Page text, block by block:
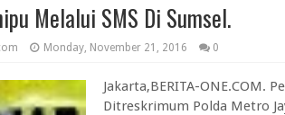
Melalui SMS Di Sumsel.
Monday, November 21, 2016 0
Jakarta,BERITA-ONE.COM.
Ditreskrimum Polda Metro